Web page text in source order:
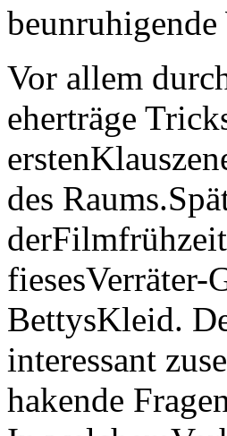
Vor allem
eherträge
des
BettysKleid.
interessant
hakende